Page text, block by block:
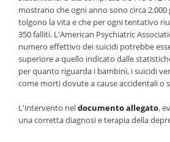
mostrano che ogni anno sono circa 2.000
tolgono la vita e che per ogni tentativo
350 falliti. L'American Psychiatric
numero effettivo dei suicidi potrebbe
superiore a quello indicato dalle
per quanto riguarda i bambini, i suicidi
come morti dovute a cause accidentali o
L'intervento neldocumento allegato,
una corretta diagnosi e terapia della